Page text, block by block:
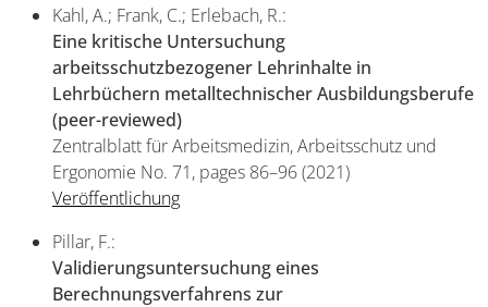
Kahl, A.; Frank, C.; Erlebach, R.:
Eine kritische Untersuchung
arbeitsschutzbezogener Lehrinhalte in
Lehrbüchern metalltechnischer Ausbildungsberufe
(peer-reviewed)
Zentralblatt für Arbeitsmedizin, Arbeitsschutz und
Ergonomie No. 71, pages 86–96 (2021)
Veröffentlichung
Pillar, F.:
Validierungsuntersuchung eines
Berechnungsverfahrens zur